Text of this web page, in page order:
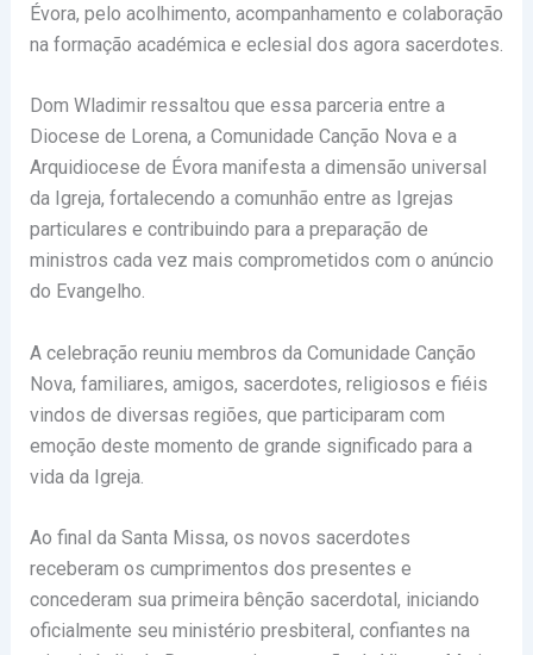
Évora, pelo acolhimento, acompanhamento e colaboração
na formação académica e eclesial dos agora sacerdotes.
Dom Wladimir ressaltou que essa parceria entre a
Diocese de Lorena, a Comunidade Canção Nova e a
Arquidiocese de Évora manifesta a dimensão universal
da Igreja, fortalecendo a comunhão entre as Igrejas
particulares e contribuindo para a preparação de
ministros cada vez mais comprometidos com o anúncio
do Evangelho.
A celebração reuniu membros da Comunidade Canção
Nova, familiares, amigos, sacerdotes, religiosos e fiéis
vindos de diversas regiões, que participaram com
emoção deste momento de grande significado para a
vida da Igreja.
Ao final da Santa Missa, os novos sacerdotes
receberam os cumprimentos dos presentes e
concederam sua primeira bênção sacerdotal, iniciando
oficialmente seu ministério presbiteral, confiantes na